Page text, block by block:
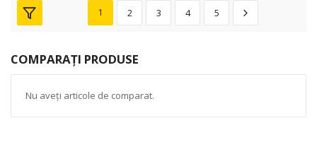
1 2 3 4 5
COMPARAȚI PRODUSE
Nu aveți articole de comparat.